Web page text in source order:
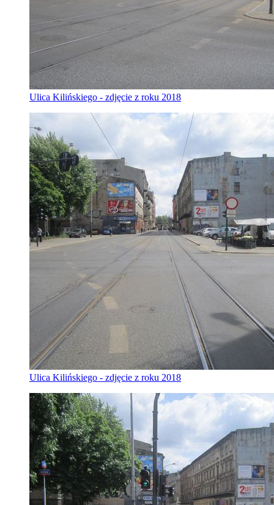
Ulica Kilińskiego - zdjęcie z roku 2018
Ulica Kilińskiego - zdjęcie z roku 2018